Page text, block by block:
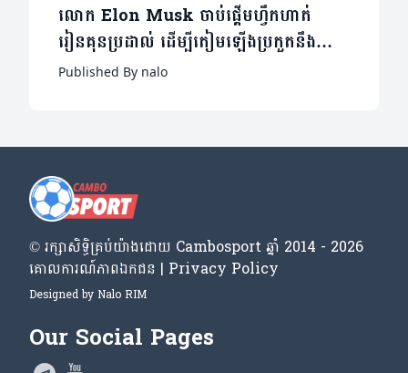
លោក Elon Musk ចាប់ផ្ដើម​ហ្វឹកហាត់​
រៀនគុន​​ប្រដាល់ ដើម្បីតៀម​ឡើង​ប្រកួត​នឹង
លោក Mark Zuckerberg
Published By nalo
© រក្សា​សិទ្ធិ​គ្រប់​យ៉ាង​ដោយ​ Cambosport ឆ្នាំ 2014 - 2026
គោលការណ៍​ភាព​ឯកជន | Privacy Policy
Designed by Nalo RIM
Our Social Pages